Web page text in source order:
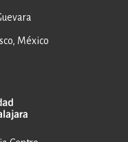
México